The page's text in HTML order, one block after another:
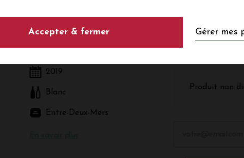
Accepter & fermer Gérer mes
Château BONNET
Blanc - Bordeaux - Entre-Deux-Mers
2019
Blanc
Entre-Deux-Mers
Produit non